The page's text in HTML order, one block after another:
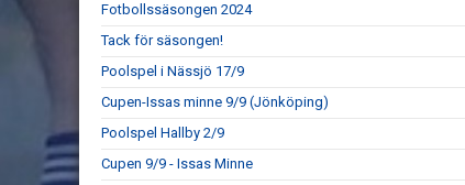
Fotbollssäsongen 2024
Tack för säsongen!
Poolspel i Nässjö 17/9
Cupen-Issas minne 9/9 (Jönköping)
Poolspel Hallby 2/9
Cupen 9/9 - Issas Minne